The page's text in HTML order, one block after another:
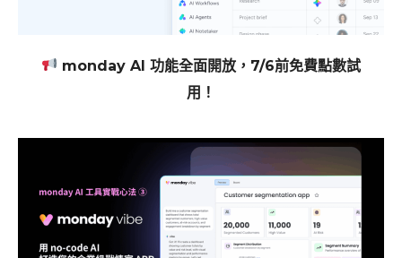
monday AI 功能全面開放，7/6前免費點數試
用！